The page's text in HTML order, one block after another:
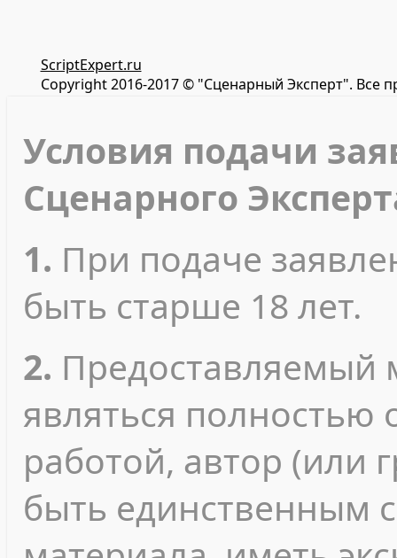
ScriptExpert.ru
Copyright 2016-2017 © "Сценарный Эксперт". Все
Условия подачи
Сценарного
1. При подаче
быть старше 18 лет.
2. Предоставляемый
являться полностью
работой, автор (или
быть единственным